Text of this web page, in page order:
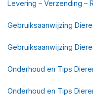
Levering – Verzending –
Gebruiksaanwijzing
Gebruiksaanwijzing
Onderhoud en Tips
Onderhoud en Tips